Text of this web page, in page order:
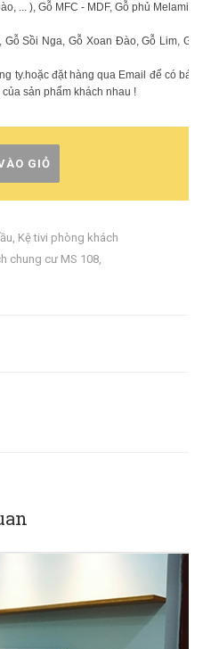
... ), Gỗ MFC - MDF, Gỗ phủ Melamin,
Sồi Nga, Gỗ Xoan Đào, Gỗ Lim, Gỗ
ty.hoặc đặt hàng qua Email để có báo
sản phẩm khách nhau !
GIỎ
, Kệ tivi phòng khách
chung cư MS 108,